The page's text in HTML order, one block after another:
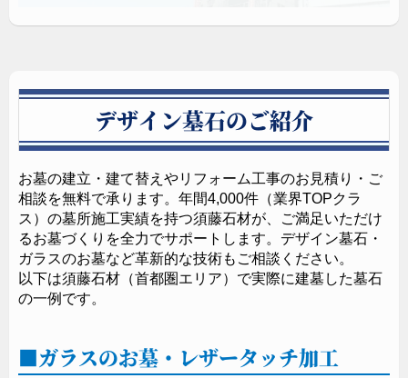
デザイン墓石のご紹介
お墓の建立・建て替えやリフォーム工事のお見積り・ご
相談を無料で承ります。年間4,000件（業界TOPクラ
ス）の墓所施工実績を持つ須藤石材が、ご満足いただけ
るお墓づくりを全力でサポートします。デザイン墓石・
ガラスのお墓など革新的な技術もご相談ください。
以下は須藤石材（首都圏エリア）で実際に建墓した墓石
の一例です。
ガラスのお墓・レザータッチ加工